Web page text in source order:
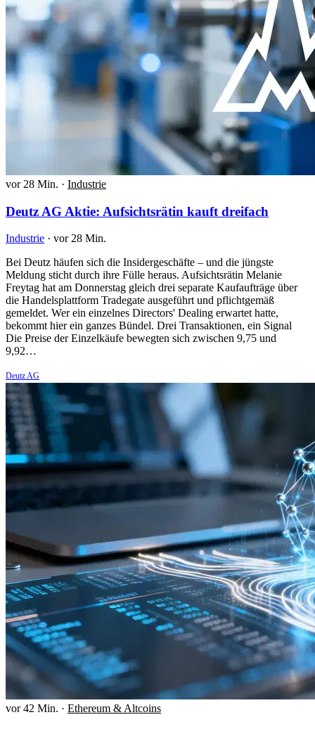
vor 28 Min. · Industrie
Deutz AG Aktie: Aufsichtsrätin kauft dreifach
Industrie · vor 28 Min.
Bei Deutz häufen sich die Insidergeschäfte – und die jüngste
Meldung sticht durch ihre Fülle heraus. Aufsichtsrätin Melanie
Freytag hat am Donnerstag gleich drei separate Kaufaufträge über
die Handelsplattform Tradegate ausgeführt und pflichtgemäß
gemeldet. Wer ein einzelnes Directors' Dealing erwartet hatte,
bekommt hier ein ganzes Bündel. Drei Transaktionen, ein Signal
Die Preise der Einzelkäufe bewegten sich zwischen 9,75 und
9,92…
Deutz AG
vor 42 Min. · Ethereum & Altcoins